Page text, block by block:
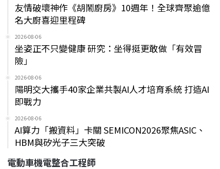
友情破壞神作《胡鬧廚房》10週年！全球齊聚逾億
名大廚喜迎里程碑
2026-08-06
坐姿正不只變健康 研究：坐得挺更敢做「有效冒
險」
2026-08-06
陽明交大攜手40家企業共製AI人才培育系統 打造AI
即戰力
2026-08-06
AI算力「搬資料」卡關 SEMICON2026聚焦ASIC、
HBM與矽光子三大突破
電動車機電整合工程師